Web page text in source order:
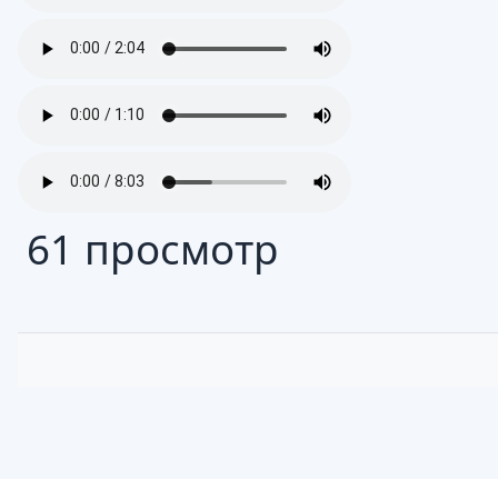
61 просмотр